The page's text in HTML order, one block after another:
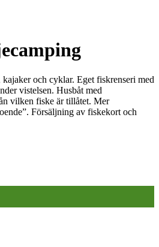
och cyklar. Eget fiskrenseri med
vistelsen. Husbåt med
vilken fiske är tillåtet. Mer
Försäljning av fiskekort och